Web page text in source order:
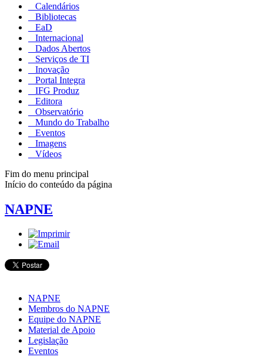
Calendários
Bibliotecas
EaD
Internacional
Dados Abertos
Serviços de TI
Inovação
Portal Integra
IFG Produz
Editora
Observatório
Mundo do Trabalho
Eventos
Imagens
Vídeos
Fim do menu principal
Início do conteúdo da página
NAPNE
NAPNE
Membros do NAPNE
Equipe do NAPNE
Material de Apoio
Legislação
Eventos